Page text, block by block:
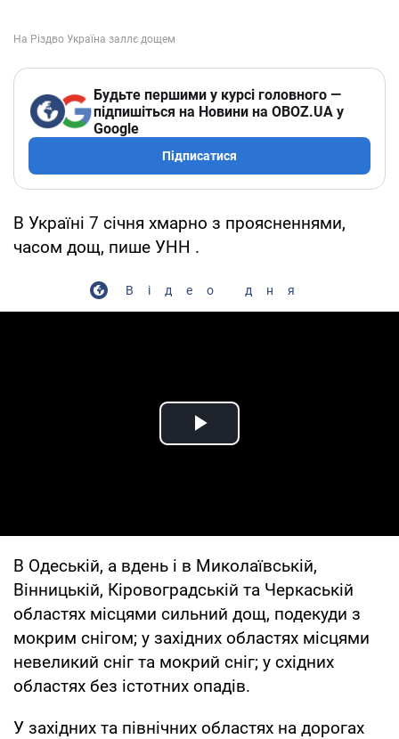
Будьте першими у курсі головного —
підпишіться на Новини на OBOZ.UA у
Google
Підписатися
В Україні 7 січня хмарно з проясненнями,
часом дощ, пише УНН .
Відео дня
Play Video
В Одеській, а вдень і в Миколаївській,
Вінницькій, Кіровоградській та Черкаській
областях місцями сильний дощ, подекуди з
мокрим снігом; у західних областях місцями
невеликий сніг та мокрий сніг; у східних
областях без істотних опадів.
У західних та північних областях на дорогах